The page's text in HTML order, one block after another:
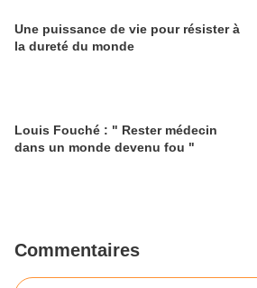
Une puissance de vie pour résister à
la dureté du monde
Louis Fouché : " Rester médecin
dans un monde devenu fou "
Commentaires